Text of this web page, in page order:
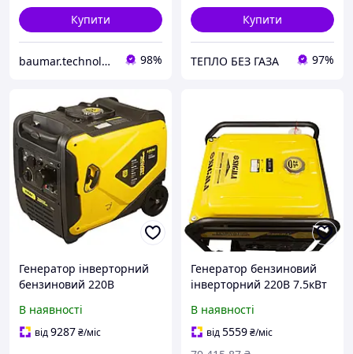
Купити
baumar.technology 98%
Купити
ТЕПЛО БЕЗ ГАЗА 97%
Генератор інверторний
бензиновий 220В
тактний з виведенням під
АВР SIGMA (5710691)
В наявності
від9287₴/міс
Генератор бензиновий
інверторний 220В 7.5кВт
дому та дачі EPT
В наявності
від5559₴/міс